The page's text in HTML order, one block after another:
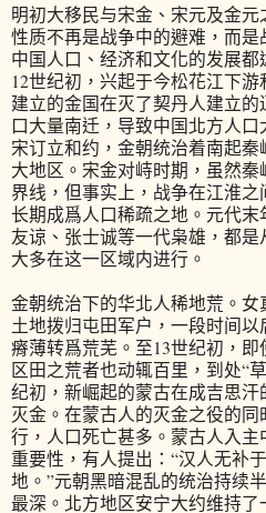
明初大移民与宋金、宋元及金
性质不再是战争中的避难，而是
中国人口、经济和文化的发展都
12世纪初，兴起于今松花江下
建立的金国在灭了契丹人建立
口大量南迁，导致中国北方人
宋订立和约，金朝统治着南起
大地区。宋金对峙时期，虽然
界线，但事实上，战争在江淮
长期成爲人口稀疏之地。元代
友谅、张士诚等一代枭雄，都
大多在这一区域内进行。
金朝统治下的华北人稀地荒。
土地拨归屯田军户，一段时间以
瘠薄转爲荒芜。至13世纪初，
区田之荒者也动辄百里，到处“
纪初，新崛起的蒙古在成吉思汗
灭金。在蒙古人的灭金之役的
行，人口死亡甚多。蒙古人入
重要性，有人提出：“汉人无补
地。”元朝黑暗混乱的统治持续
最深。北方地区安宁大约维持